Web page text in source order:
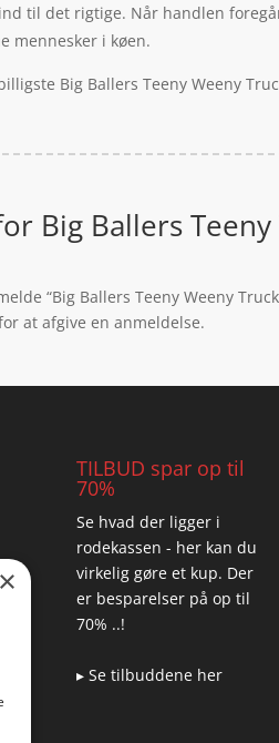
til det rigtige. Når handlen
mennesker i køen.
Big Ballers Teeny Weeny
Big Ballers
“Big Ballers Teeny Weeny
at afgive en anmeldelse.
TILBUD spar op til
70%
Se hvad der ligger i
rodekassen - her kan du
virkelig gøre et kup. Der
er besparelser på op til
70% ..!
▸ Se tilbuddene her
×